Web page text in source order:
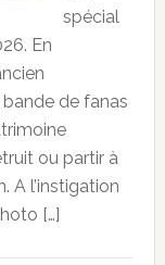
spécial
En
de fanas
ou partir à
A l’instigation
[…]